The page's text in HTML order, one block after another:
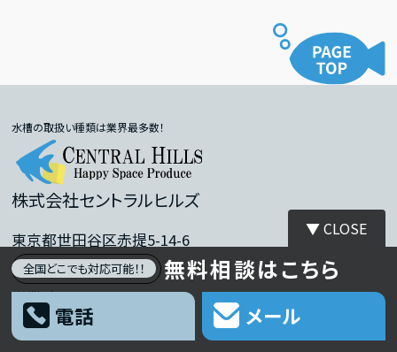
▼ CLOSE
全国どこでも対応可能！！ 無料相談はこちら
電話 メール
水槽の取扱い種類は業界最多数！
株式会社セントラルヒルズ
東京都世田谷区赤提5-14-6
03-5316-4557
営業時間：9：00～18：30
定休日：日・祝祭日